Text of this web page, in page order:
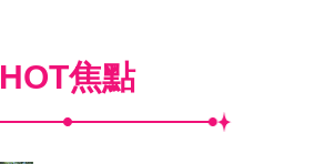
HOT焦點